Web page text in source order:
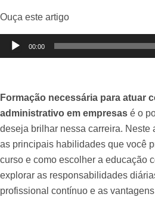
Ouça este artigo
Tocador
de
00:00
Formação necessária para atuar
administrativo em empresas é o
deseja brilhar nessa carreira. Neste
as principais habilidades que você
curso e como escolher a educação
explorar as responsabilidades
profissional contínuo e as